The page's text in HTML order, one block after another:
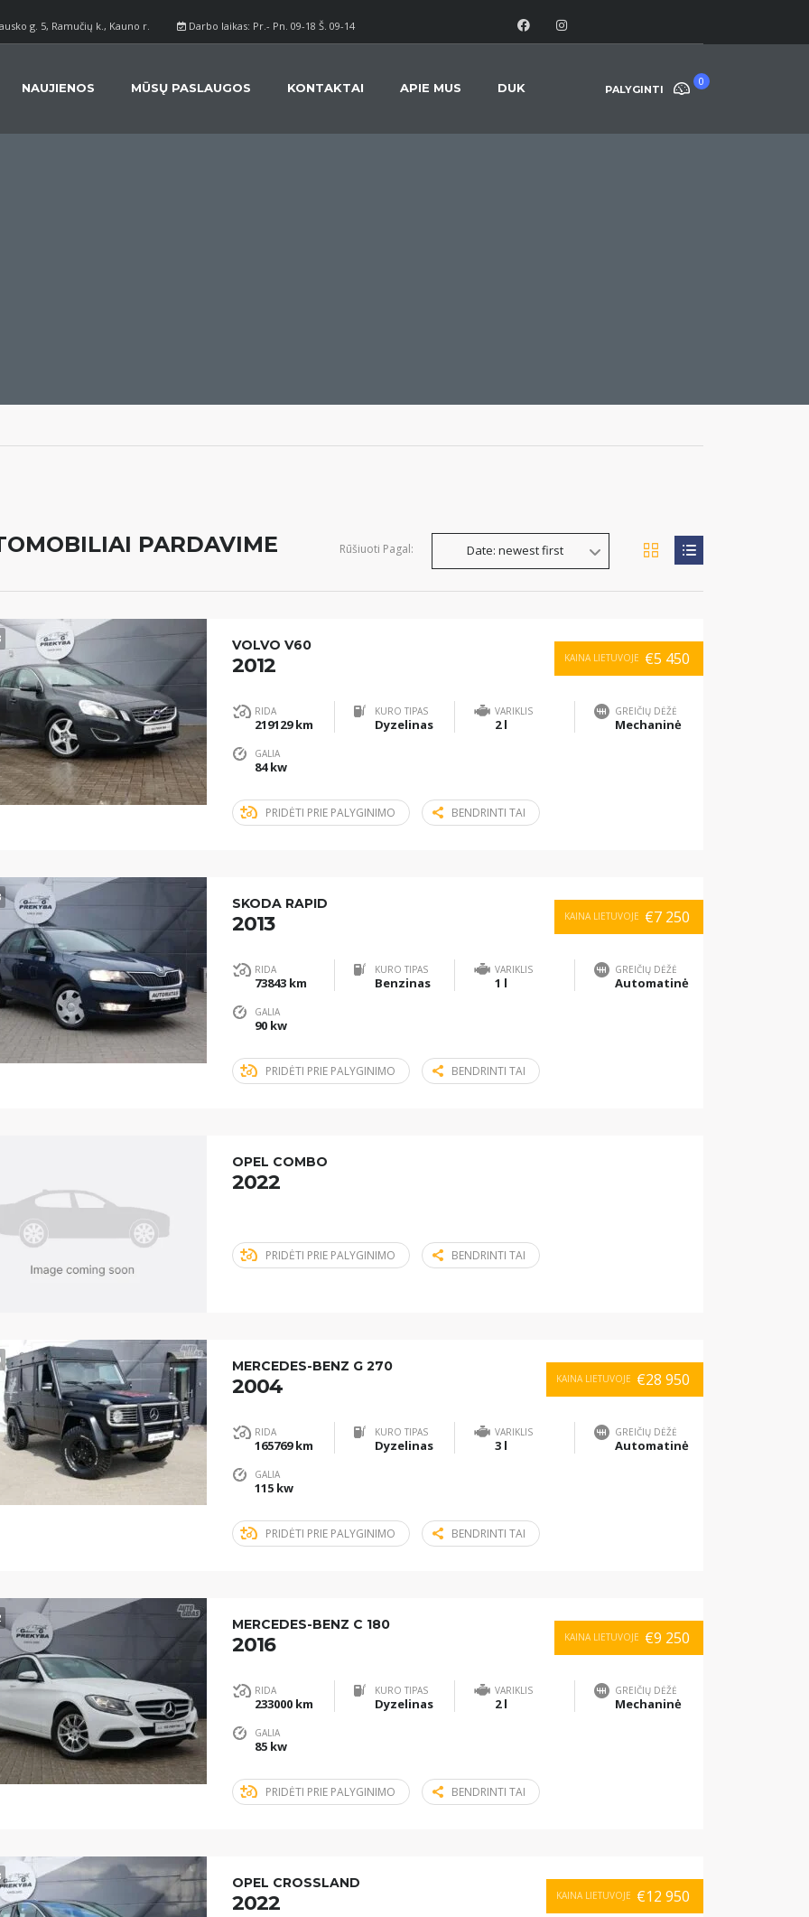
Darbo laikas: Pr.- Pn. 09-18 Š. 09-14
g. 5, Ramučių k., Kauno r.
PALYGINTI
0
NAUJIENOS MŪSŲ PASLAUGOS KONTAKTAI APIE MUS DUK
PARDAVIME Rūšiuoti Pagal: Date: newest first
KAINA LIETUVOJE €5 450
VOLVO V60
2012
RIDA
219129 km
KURO TIPAS
Dyzelinas
VARIKLIS
2 l
GREIČIŲ DĖŽĖ
Mechaninė
GALIA
84 kw
PRIDĖTI PRIE PALYGINIMO BENDRINTI TAI
KAINA LIETUVOJE €7 250
SKODA RAPID
2013
RIDA
73843 km
KURO TIPAS
Benzinas
VARIKLIS
1 l
GREIČIŲ DĖŽĖ
Automatinė
GALIA
90 kw
PRIDĖTI PRIE PALYGINIMO BENDRINTI TAI
OPEL COMBO
2022
PRIDĖTI PRIE PALYGINIMO BENDRINTI TAI
KAINA LIETUVOJE €28 950
MERCEDES-BENZ G 270
2004
RIDA
165769 km
KURO TIPAS
Dyzelinas
VARIKLIS
3 l
GREIČIŲ DĖŽĖ
Automatinė
GALIA
115 kw
PRIDĖTI PRIE PALYGINIMO BENDRINTI TAI
KAINA LIETUVOJE €9 250
MERCEDES-BENZ C 180
2016
RIDA
233000 km
KURO TIPAS
Dyzelinas
VARIKLIS
2 l
GREIČIŲ DĖŽĖ
Mechaninė
GALIA
85 kw
PRIDĖTI PRIE PALYGINIMO BENDRINTI TAI
KAINA LIETUVOJE €12 950
OPEL CROSSLAND
2022